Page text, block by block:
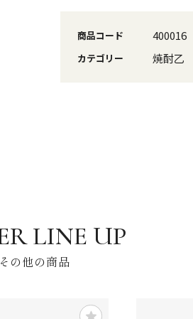
商品コード 400016
カテゴリー 焼酎乙
その他の商品